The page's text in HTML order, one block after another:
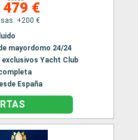
479 €
+200 €
mayordomo 24/24
exclusivos Yacht Club
España